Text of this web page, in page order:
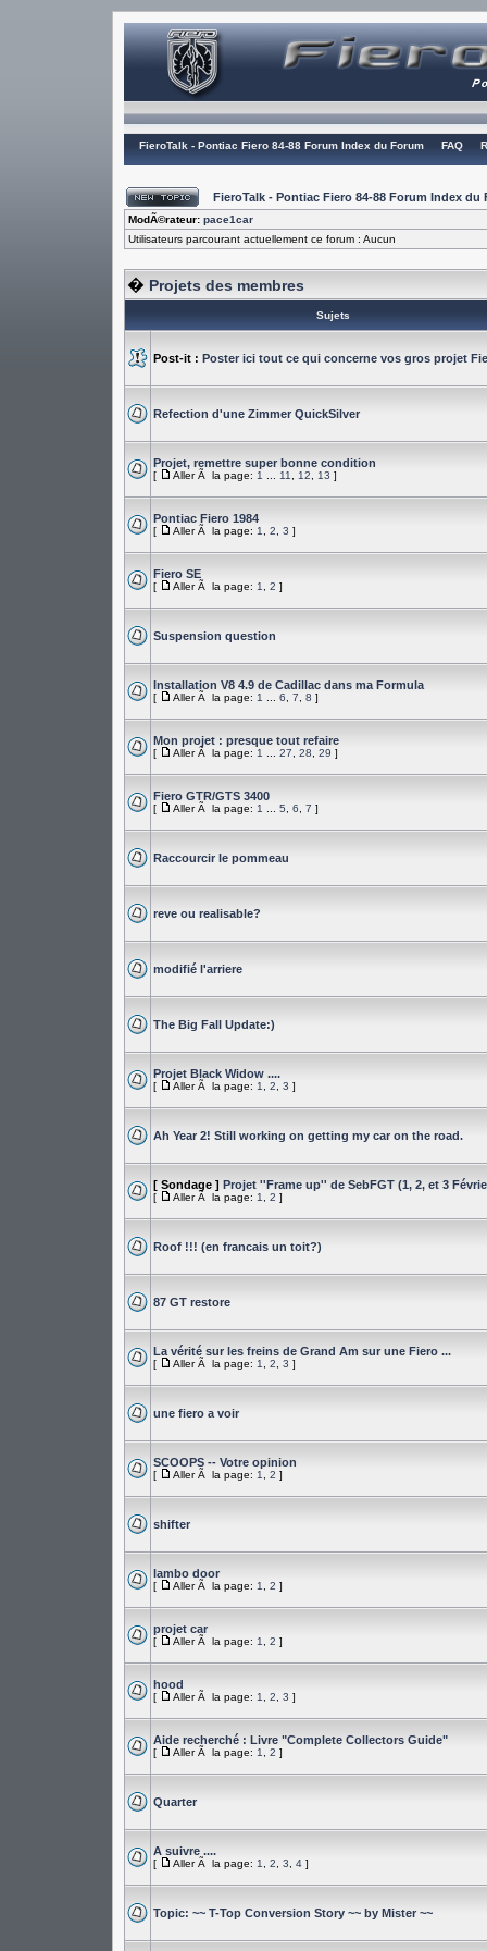
FieroTalk - Pontiac Fiero 84-88 Forum Index du Forum FAQ
FieroTalk - Pontiac Fiero 84-88 Forum Index du
ModÃ©rateur: pace1car
Utilisateurs parcourant actuellement ce forum : Aucun
� Projets des membres
Sujets
Post-it : Poster ici tout ce qui concerne vos gros projet
Refection d'une Zimmer QuickSilver
Projet, remettre super bonne condition
[ Aller Ã la page: 1 11 12 13 ]
Pontiac Fiero 1984
[ Aller Ã la page: 1 2 3 ]
Fiero SE
[ Aller Ã la page: 1 2 ]
Suspension question
Installation V8 4.9 de Cadillac dans ma Formula
[ Aller Ã la page: 1 6 7 8 ]
Mon projet : presque tout refaire
[ Aller Ã la page: 1 27 28 29 ]
Fiero GTR/GTS 3400
[ Aller Ã la page: 1 5 6 7 ]
Raccourcir le pommeau
reve ou realisable?
modifié l'arriere
The Big Fall Update:)
Projet Black Widow ....
[ Aller Ã la page: 1 2 3 ]
Ah Year 2! Still working on getting my car on the road.
[ Sondage ] Projet ''Frame up'' de SebFGT (1, 2, et 3
[ Aller Ã la page: 1 2 ]
Roof !!! (en francais un toit?)
87 GT restore
La vérité sur les freins de Grand Am sur une Fiero ...
[ Aller Ã la page: 1 2 3 ]
une fiero a voir
SCOOPS -- Votre opinion
[ Aller Ã la page: 1 2 ]
shifter
lambo door
[ Aller Ã la page: 1 2 ]
projet car
[ Aller Ã la page: 1 2 ]
hood
[ Aller Ã la page: 1 2 3 ]
Aide recherché : Livre "Complete Collectors Guide"
[ Aller Ã la page: 1 2 ]
Quarter
A suivre ....
[ Aller Ã la page: 1 2 3 4]
Topic: ~~ T-Top Conversion Story ~~ by Mister ~~